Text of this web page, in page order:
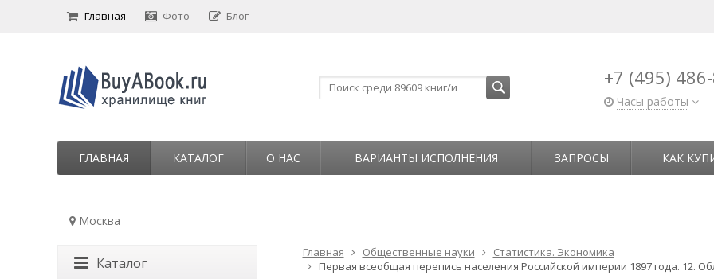
Главная Фото Блог
+7 (495)
Часы работы
ГЛАВНАЯ КАТАЛОГ О НАС ВАРИАНТЫ ИСПОЛНЕНИЯ ЗАПРОСЫ КАК
Москва
Главная Общественные науки
Статистика. Экономика
Первая всеобщая перепись населения Российской империи 1897 года. 12.
Каталог